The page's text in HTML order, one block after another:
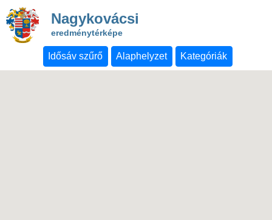
Nagykovácsi
eredménytérképe
Kategóriák
Alaphelyzet
Idősáv szűrő